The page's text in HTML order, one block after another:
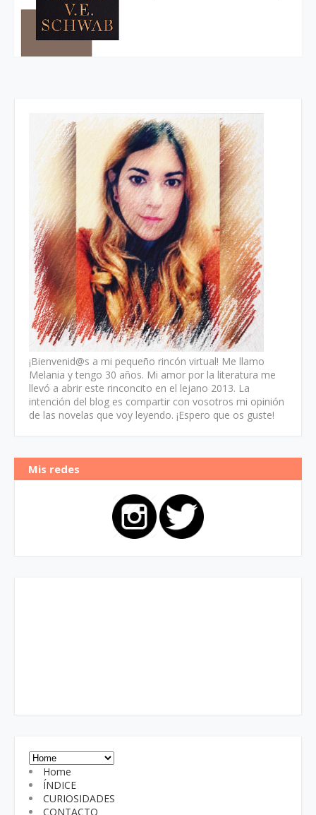
¡Bienvenid@s a mi pequeño rincón virtual! Me llamo
Melania y tengo 30 años. Mi amor por la literatura me
llevó a abrir este rinconcito en el lejano 2013. La
intención del blog es compartir con vosotros mi opinión
de las novelas que voy leyendo. ¡Espero que os guste!
Mis redes
Home
ÍNDICE
CURIOSIDADES
CONTACTO